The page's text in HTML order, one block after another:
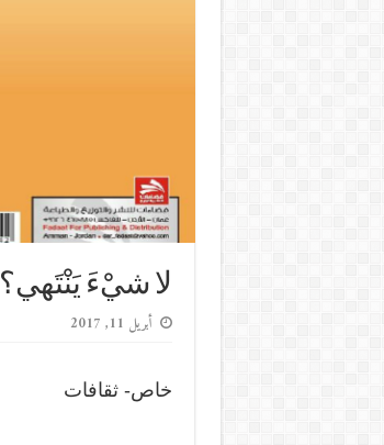
لا شيْءَ يَنْتَهي؟
أبريل 11, 2017
خاص- ثقافات